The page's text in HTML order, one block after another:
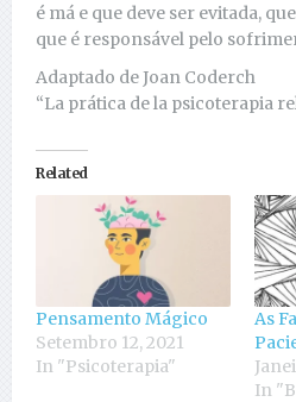
é má e que deve ser evitada,
que é responsável pelo
Adaptado de Joan Coderch
“La prática de la psicoterapia
Related
Pensamento Mágico
Setembro 12, 2021
In "Psicoterapia"
As
In